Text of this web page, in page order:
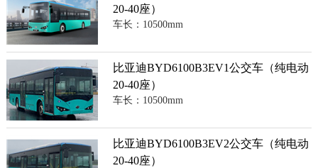
20-40座）
车长：10500mm
比亚迪BYD6100B3EV1公交车（纯电动
20-40座）
车长：10500mm
比亚迪BYD6100B3EV2公交车（纯电动
20-40座）